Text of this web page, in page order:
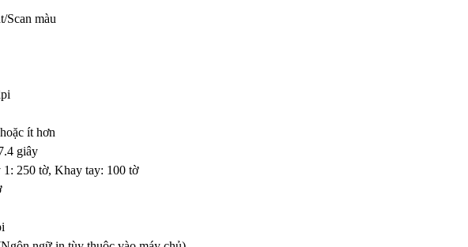
Scan màu
ít hơn
giây
250 tờ, Khay tay: 100 tờ